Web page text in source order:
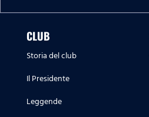
CLUB
Storia del club
Il Presidente
Leggende